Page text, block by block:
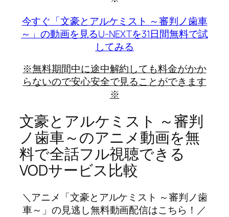
今すぐ「文豪とアルケミスト ～審判ノ歯車
～」の動画を見るU-NEXTを31日間無料で試
してみる
※無料期間中に途中解約しても料金がかか
らないので安心安全で見ることができます
※
文豪とアルケミスト ～審判
ノ歯車～のアニメ動画を無
料で全話フル視聴できる
VODサービス比較
＼アニメ「文豪とアルケミスト ～審判ノ歯
車～」の見逃し無料動画配信はこちら！／